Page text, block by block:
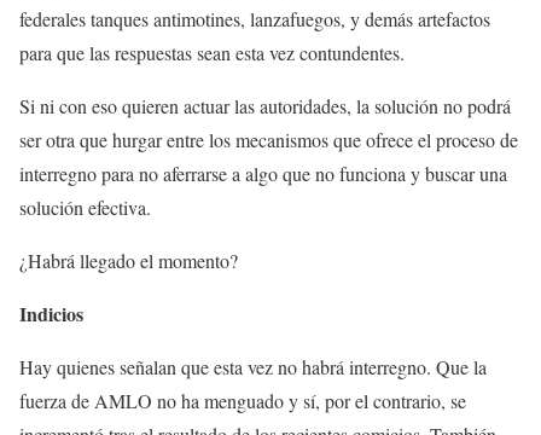
federales tanques antimotines, lanzafuegos, y demás artefactos
para que las respuestas sean esta vez contundentes.
Si ni con eso quieren actuar las autoridades, la solución no podrá
ser otra que hurgar entre los mecanismos que ofrece el proceso de
interregno para no aferrarse a algo que no funciona y buscar una
solución efectiva.
¿Habrá llegado el momento?
Indicios
Hay quienes señalan que esta vez no habrá interregno. Que la
fuerza de AMLO no ha menguado y sí, por el contrario, se